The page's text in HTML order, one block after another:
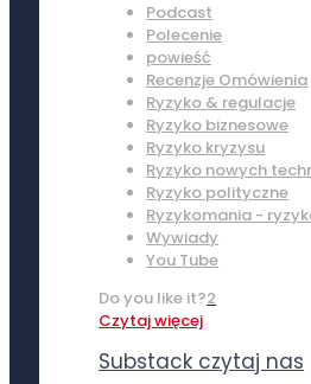
Podcast
Polecenie
powieść
Recenzje Omówienia
Ryzyko & regulacje
Ryzyko biznesowe
Ryzyko kryzysu
Ryzyko nowych
Ryzyko polityczne
Ryzykomania -
Wywiady
You Tube
Do you like it?2
Czytaj więcej
Substack czytaj nas